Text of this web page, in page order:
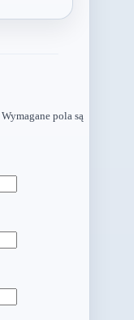
Wymagane pola są